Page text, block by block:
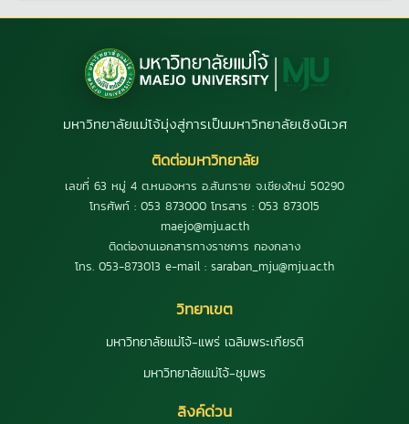
มหาวิทยาลัยแม่โจ้มุ่งสู่การเป็นมหาวิทยาลัยเชิงนิเวศ
ติดต่อมหาวิทยาลัย
เลขที่ 63 หมู่ 4 ต.หนองหาร อ.สันทราย จ.เชียงใหม่ 50290
โทรศัพท์ : 053 873000 โทรสาร : 053 873015
maejo@mju.ac.th
ติดต่องานเอกสารทางราชการ กองกลาง
โทร. 053-873013 e-mail : saraban_mju@mju.ac.th
วิทยาเขต
มหาวิทยาลัยแม่โจ้-แพร่ เฉลิมพระเกียรติ
มหาวิทยาลัยแม่โจ้-ชุมพร
ลิงค์ด่วน